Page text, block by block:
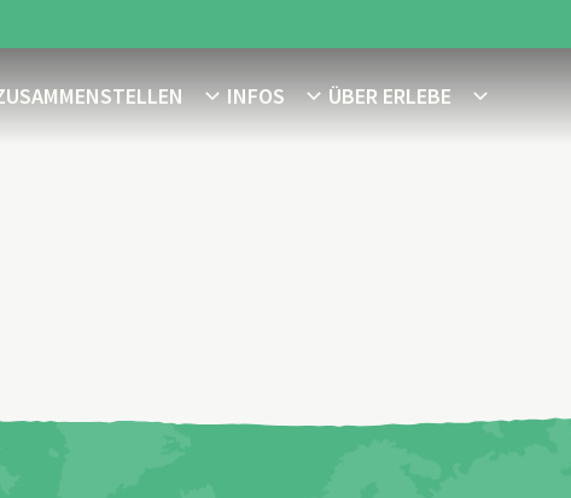
INFOS ÜBER ERLEBE